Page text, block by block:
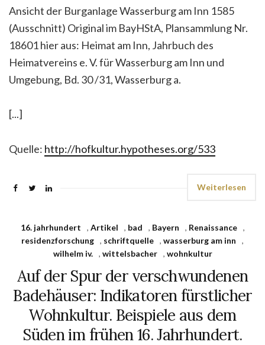
Ansicht der Burganlage Wasserburg am Inn 1585
(Ausschnitt) Original im BayHStA, Plansammlung Nr.
18601 hier aus: Heimat am Inn, Jahrbuch des
Heimatvereins e. V. für Wasserburg am Inn und
Umgebung, Bd. 30 /31, Wasserburg a.
[...]
Quelle: http://hofkultur.hypotheses.org/533
Weiterlesen
16. jahrhundert , Artikel , bad , Bayern , Renaissance
,
residenzforschung , schriftquelle , wasserburg am inn
,
wilhelm iv.
, wittelsbacher , wohnkultur
Auf der Spur der verschwundenen
Badehäuser: Indikatoren fürstlicher
Wohnkultur. Beispiele aus dem
Süden im frühen 16. Jahrhundert.